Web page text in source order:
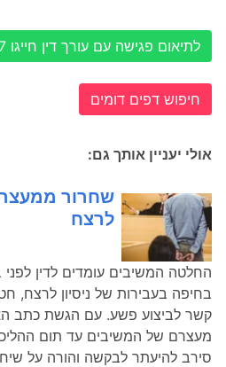
לתיאום פגישה עם עורך דין חייגו 077-4008177
חיפוש דפים דומים
אולי יעניין אותך גם:
שחרור ממעצר
לרצח
החלטה המשיבים עומדים לדין
בחיפה בעבירות של ניסיון לרצח,
קשר לביצוע פשע. עם הגשת כתב
מעצרם של המשיבים עד תום
סירב להיעתר לבקשה והורה על